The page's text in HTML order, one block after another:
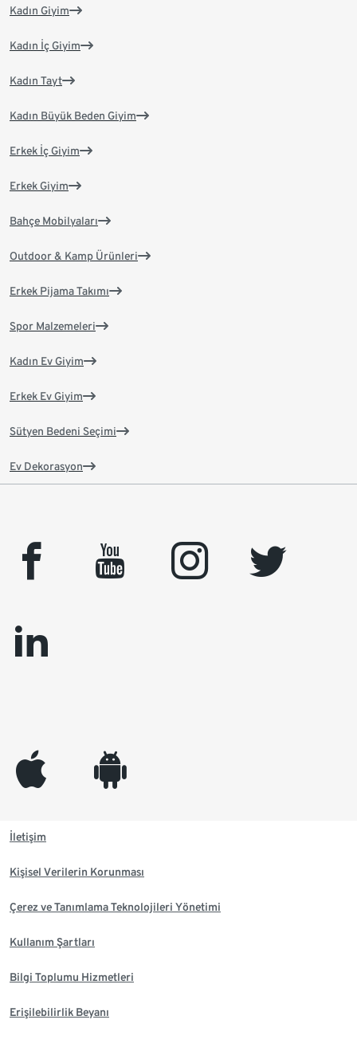
Kadın Giyim
Kadın İç Giyim
Kadın Tayt
Kadın Büyük Beden Giyim
Erkek İç Giyim
Erkek Giyim
Bahçe Mobilyaları
Outdoor & Kamp Ürünleri
Erkek Pijama Takımı
Spor Malzemeleri
Kadın Ev Giyim
Erkek Ev Giyim
Sütyen Bedeni Seçimi
Ev Dekorasyon
facebook youtube instagram
twitter
linkedin
appleinc android
İletişim
Kişisel Verilerin Korunması
Çerez ve Tanımlama Teknolojileri Yönetimi
Kullanım Şartları
Bilgi Toplumu Hizmetleri
Erişilebilirlik Beyanı